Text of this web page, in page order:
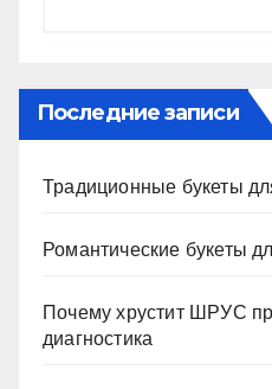
Последние записи
Традиционные букеты
Романтические букеты
Почему хрустит ШРУС
диагностика